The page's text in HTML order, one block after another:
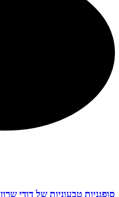
סופגניות טבעוניות של דודי שרון